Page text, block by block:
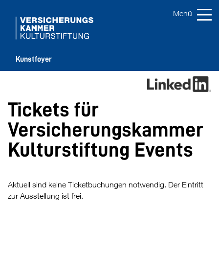
Kunstfoyer
Tickets für
Versicherungskammer
Kulturstiftung Events
Aktuell sind keine Ticketbuchungen notwendig. Der Eintritt
zur Ausstellung ist frei.